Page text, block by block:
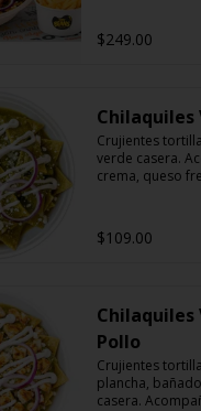
$249.00
Chilaquiles
Crujientes
verde casera.
crema, queso
$109.00
Chilaquiles
Pollo
Crujientes
plancha,
casera.